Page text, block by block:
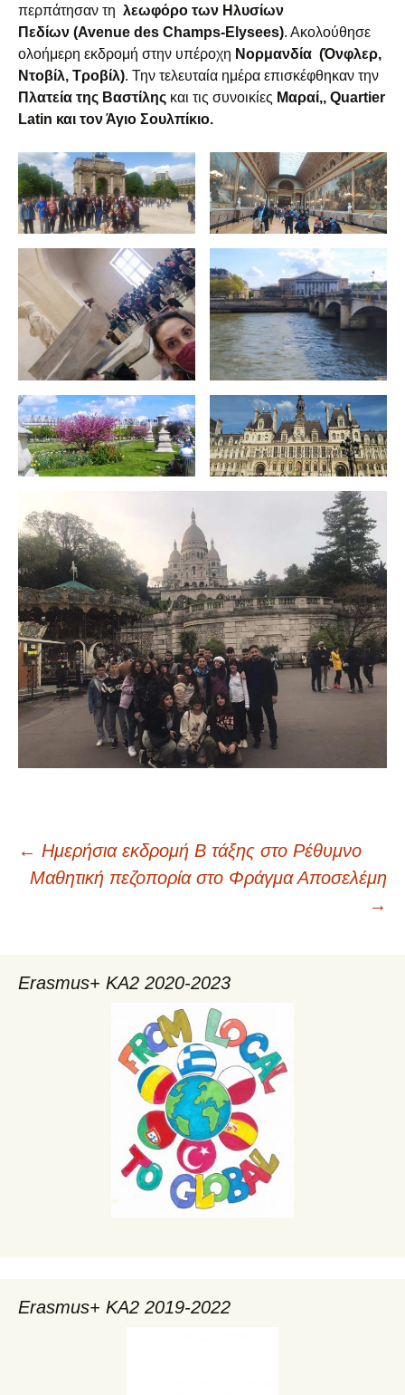
περπάτησαν τη λεωφόρο των Ηλυσίων
Πεδίων (Avenue des Champs-Elysees). Ακολούθησε
ολοήμερη εκδρομή στην υπέροχη Νορμανδία (Όνφλερ,
Ντοβίλ, Tροβίλ). Την τελευταία ημέρα επισκέφθηκαν την
Πλατεία της Βαστίλης και τις συνοικίες Μαραί,, Quartier
Latin και τον Άγιο Σουλπίκιο.
Πλοήγηση
← Ημερήσια εκδρομή Β τάξης στο Ρέθυμνο
Μαθητική πεζοπορία στο Φράγμα Αποσελέμη
→
Erasmus+ KA2 2020-2023
Erasmus+ KA2 2019-2022